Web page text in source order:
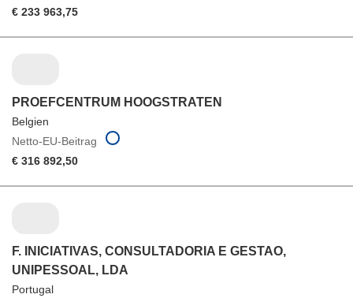
€ 233 963,75
PROEFCENTRUM HOOGSTRATEN
Belgien
Netto-EU-Beitrag
€ 316 892,50
F. INICIATIVAS, CONSULTADORIA E GESTAO,
UNIPESSOAL, LDA
Portugal